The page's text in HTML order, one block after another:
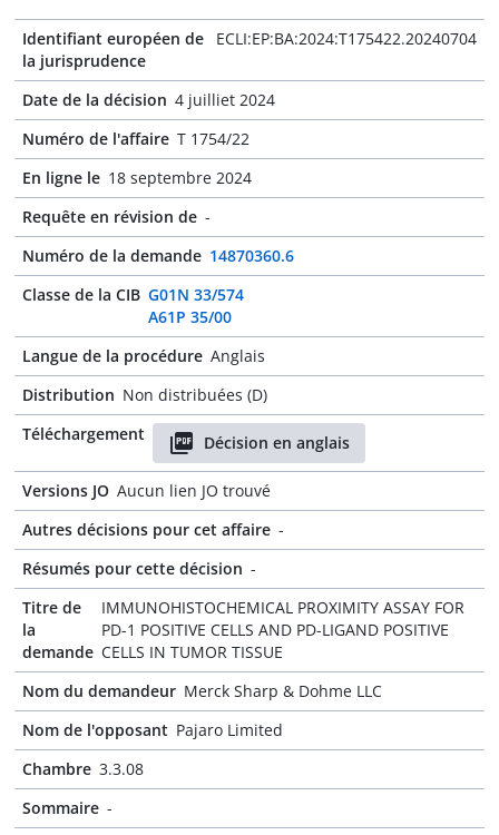
Identifiant européen de
la jurisprudence
ECLI:EP:BA:2024:T175422.20240704
Date de la décision 4 juilliet 2024
Numéro de l'affaire T 1754/22
En ligne le 18 septembre 2024
Requête en révision de -
Numéro de la demande 14870360.6
Classe de la CIB G01N 33/574
A61P 35/00
Langue de la procédure Anglais
Distribution Non distribuées (D)
Téléchargement
Décision en anglais
Versions JO Aucun lien JO trouvé
Autres décisions pour cet affaire -
Résumés pour cette décision -
Titre de
la
demande
IMMUNOHISTOCHEMICAL PROXIMITY ASSAY FOR
PD-1 POSITIVE CELLS AND PD-LIGAND POSITIVE
CELLS IN TUMOR TISSUE
Nom du demandeur Merck Sharp & Dohme LLC
Nom de l'opposant Pajaro Limited
Chambre 3.3.08
Sommaire -